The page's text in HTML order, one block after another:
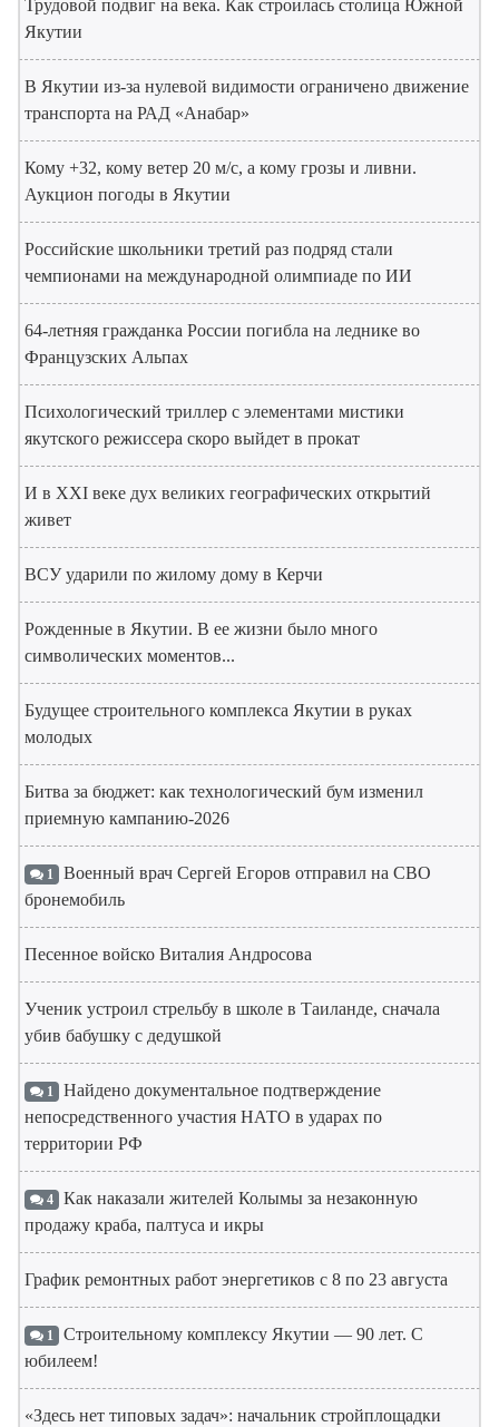
Трудовой подвиг на века. Как строилась столица Южной
Якутии
В Якутии из-за нулевой видимости ограничено движение
транспорта на РАД «Анабар»
Кому +32, кому ветер 20 м/с, а кому грозы и ливни.
Аукцион погоды в Якутии
Российские школьники третий раз подряд стали
чемпионами на международной олимпиаде по ИИ
64-летняя гражданка России погибла на леднике во
Французских Альпах
Психологический триллер с элементами мистики
якутского режиссера скоро выйдет в прокат
И в XXI веке дух великих географических открытий
живет
ВСУ ударили по жилому дому в Керчи
Рожденные в Якутии. В ее жизни было много
символических моментов...
Будущее строительного комплекса Якутии в руках
молодых
Битва за бюджет: как технологический бум изменил
приемную кампанию-2026
1 Военный врач Сергей Егоров отправил на СВО
бронемобиль
Песенное войско Виталия Андросова
Ученик устроил стрельбу в школе в Таиланде, сначала
убив бабушку с дедушкой
1 Найдено документальное подтверждение
непосредственного участия НАТО в ударах по
территории РФ
4 Как наказали жителей Колымы за незаконную
продажу краба, палтуса и икры
График ремонтных работ энергетиков с 8 по 23 августа
1 Строительному комплексу Якутии — 90 лет. С
юбилеем!
«Здесь нет типовых задач»: начальник стройплощадки